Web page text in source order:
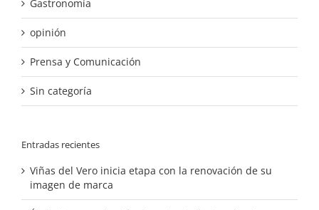
Gastronomía
opinión
Prensa y Comunicación
Sin categoría
Entradas recientes
Viñas del Vero inicia etapa con la renovación de su
imagen de marca